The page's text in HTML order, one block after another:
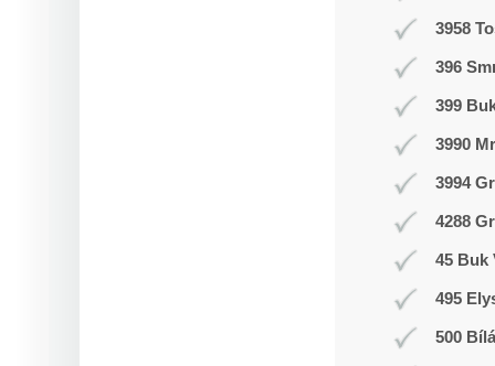
3958
396
399
3990
3994
4288
45 Buk
495
500 Bílá